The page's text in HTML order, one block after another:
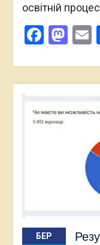
освітній
БЕР